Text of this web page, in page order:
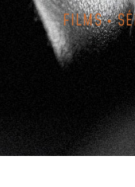
FILMS •